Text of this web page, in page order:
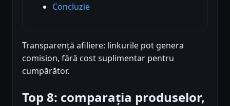
Concluzie
Transparență afiliere: linkurile pot genera
comision, fără cost suplimentar pentru
cumpărător.
Top 8: comparația produselor,